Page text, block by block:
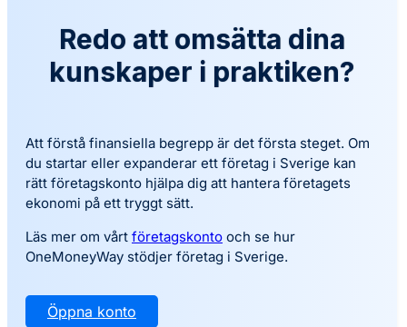
Redo att omsätta dina
kunskaper i praktiken?
Att förstå finansiella begrepp är det första steget. Om
du startar eller expanderar ett företag i Sverige kan
rätt företagskonto hjälpa dig att hantera företagets
ekonomi på ett tryggt sätt.
Läs mer om vårt företagskonto och se hur
OneMoneyWay stödjer företag i Sverige.
Öppna konto